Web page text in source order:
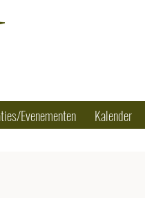
RAPTOR SHOOTING
Evenementen Kalender